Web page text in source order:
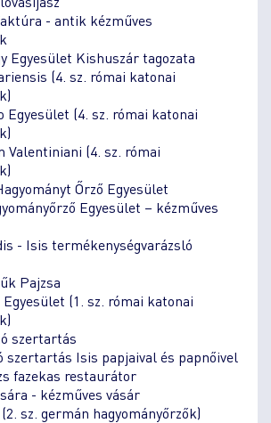
- antik kézműves
Egyesület Kishuszár tagozata
(4. sz. római katonai
Egyesület (4. sz. római katonai
Valentiniani (4. sz. római
Őrző Egyesület
Egyesület – kézműves
- Isis termékenységvarázsló
Pajzsa
(1. sz. római katonai
szertartás
szertartás Isis papjaival és papnőivel
fazekas restaurátor
- kézműves vásár
sz. germán hagyományőrzők)